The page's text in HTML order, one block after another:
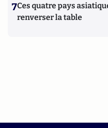
7Ces quatre pays
renverser la table